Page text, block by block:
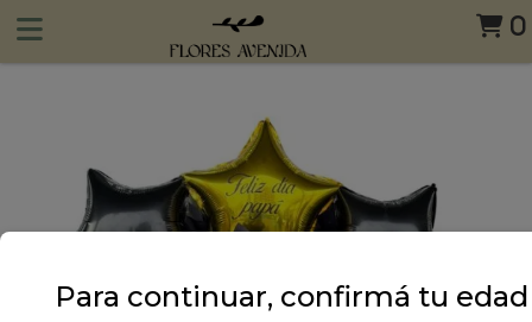
0
Para continuar, confirmá tu edad